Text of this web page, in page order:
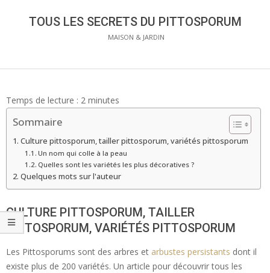
TOUS LES SECRETS DU PITTOSPORUM
MAISON & JARDIN
Temps de lecture : 2 minutes
Sommaire
Culture pittosporum, tailler pittosporum, variétés pittosporum
Un nom qui colle à la peau
Quelles sont les variétés les plus décoratives ?
Quelques mots sur l'auteur
CULTURE PITTOSPORUM, TAILLER
PITTOSPORUM, VARIÉTÉS PITTOSPORUM
Les Pittosporums sont des arbres et arbustes persistants dont il
existe plus de 200 variétés. Un article pour découvrir tous les